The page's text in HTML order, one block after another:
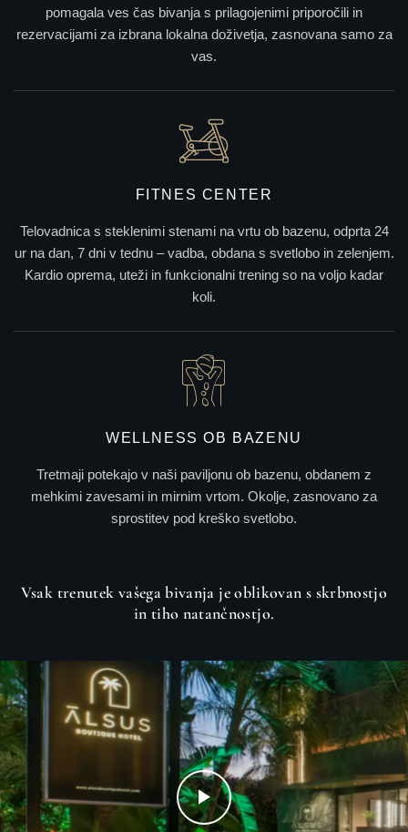
pomagala ves čas bivanja s prilagojenimi priporočili in
rezervacijami za izbrana lokalna doživetja, zasnovana samo za
vas.
FITNES CENTER
Telovadnica s steklenimi stenami na vrtu ob bazenu, odprta 24
ur na dan, 7 dni v tednu – vadba, obdana s svetlobo in zelenjem.
Kardio oprema, uteži in funkcionalni trening so na voljo kadar
koli.
WELLNESS OB BAZENU
Tretmaji potekajo v naši paviljonu ob bazenu, obdanem z
mehkimi zavesami in mirnim vrtom. Okolje, zasnovano za
sprostitev pod kreško svetlobo.
Vsak trenutek vašega bivanja je oblikovan s skrbnostjo
in tiho natančnostjo.